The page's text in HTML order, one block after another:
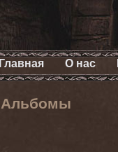
Главная О нас
Альбомы